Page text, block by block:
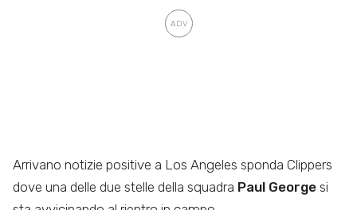
Arrivano notizie positive a Los Angeles sponda Clippers
dove una delle due stelle della squadra Paul George si